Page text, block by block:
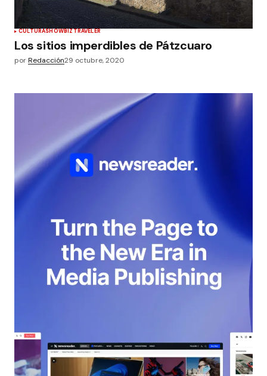
CULTURASHOWBIZTRAVELER
Los sitios imperdibles de Pátzcuaro
porRedacción29 octubre, 2020